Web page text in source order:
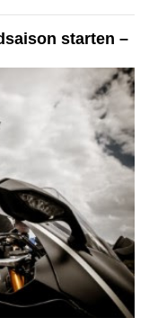
starten –